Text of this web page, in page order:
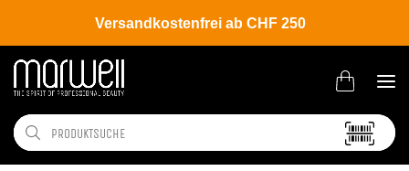
Versandkostenfrei ab CHF 250